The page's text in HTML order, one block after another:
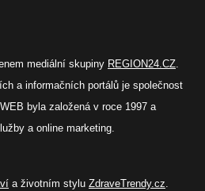
mediální skupiny REGION24.CZ
a informačních portálů je společnost
byla založená v roce 1997 a
a online marketing.
a životním stylu ZdraveTrendy.cz